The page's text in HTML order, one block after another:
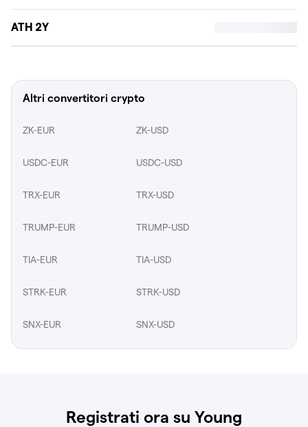
ATH 2Y
Altri convertitori crypto
ZK-EUR ZK-USD
USDC-EUR USDC-USD
TRX-EUR TRX-USD
TRUMP-EUR TRUMP-USD
TIA-EUR TIA-USD
STRK-EUR STRK-USD
SNX-EUR SNX-USD
Registrati ora su Young